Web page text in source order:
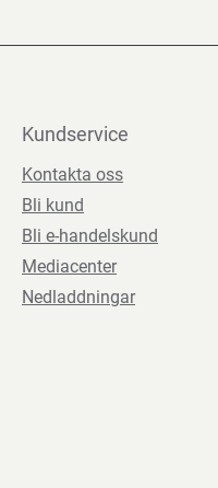
Kundservice
Kontakta oss
Bli kund
Bli e-handelskund
Mediacenter
Nedladdningar